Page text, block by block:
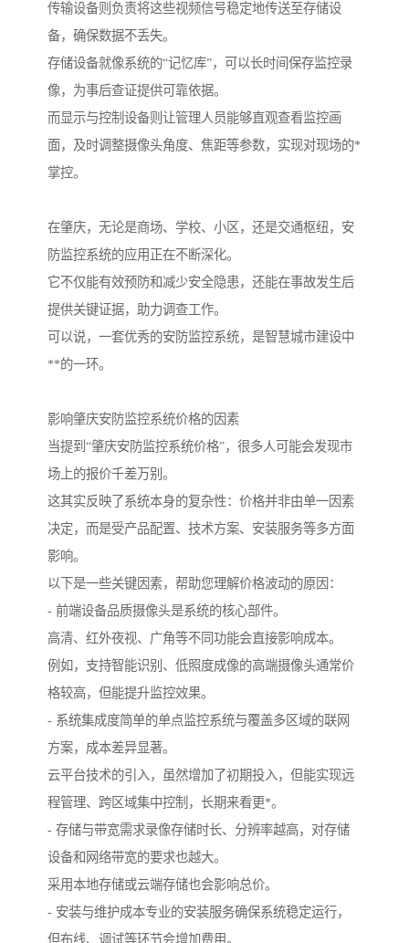
传输设备则负责将这些视频信号稳定地传送至存储设
备，确保数据不丢失。
存储设备就像系统的“记忆库”，可以长时间保存监控录
像，为事后查证提供可靠依据。
而显示与控制设备则让管理人员能够直观查看监控画
面，及时调整摄像头角度、焦距等参数，实现对现场的*
掌控。
在肇庆，无论是商场、学校、小区，还是交通枢纽，安
防监控系统的应用正在不断深化。
它不仅能有效预防和减少安全隐患，还能在事故发生后
提供关键证据，助力调查工作。
可以说，一套优秀的安防监控系统，是智慧城市建设中
**的一环。
影响肇庆安防监控系统价格的因素
当提到“肇庆安防监控系统价格”，很多人可能会发现市
场上的报价千差万别。
这其实反映了系统本身的复杂性：价格并非由单一因素
决定，而是受产品配置、技术方案、安装服务等多方面
影响。
以下是一些关键因素，帮助您理解价格波动的原因：
- 前端设备品质摄像头是系统的核心部件。
高清、红外夜视、广角等不同功能会直接影响成本。
例如，支持智能识别、低照度成像的高端摄像头通常价
格较高，但能提升监控效果。
- 系统集成度简单的单点监控系统与覆盖多区域的联网
方案，成本差异显著。
云平台技术的引入，虽然增加了初期投入，但能实现远
程管理、跨区域集中控制，长期来看更*。
- 存储与带宽需求录像存储时长、分辨率越高，对存储
设备和网络带宽的要求也越大。
采用本地存储或云端存储也会影响总价。
- 安装与维护成本专业的安装服务确保系统稳定运行，
但布线、调试等环节会增加费用。